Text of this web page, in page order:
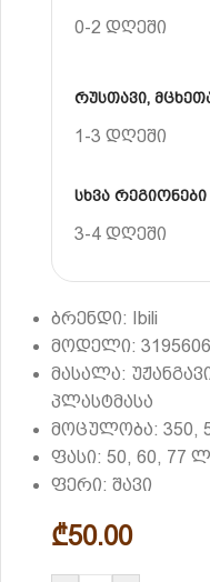
0-2 დღეში
რუსთავი,
1-3 დღეში
სხვა რეგიონები
3-4 დღეში
ბრენდი: Ibili
მოდელი:
მასალა:
პლასტმასა
მოცულობა: 350,
ფასი: 50, 60, 77
ფერი: შავი
₾50.00